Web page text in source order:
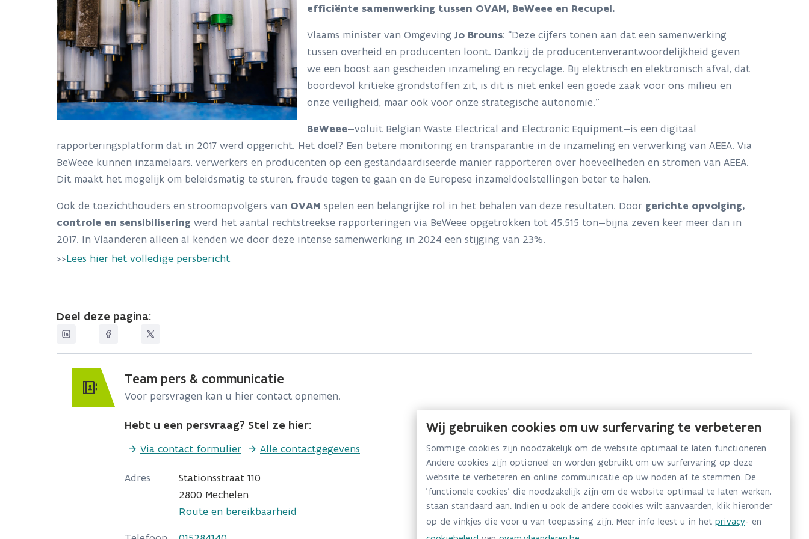
efficiënte samenwerking tussen OVAM, BeWeee en Recupel.
Vlaams minister van Omgeving Jo Brouns: “Deze cijfers tonen aan dat een samenwerking
tussen overheid en producenten loont. Dankzij de producentenverantwoordelijkheid geven
we een boost aan gescheiden inzameling en recyclage. Bij elektrisch en elektronisch afval, dat
boordevol kritieke grondstoffen zit, is dit is niet enkel een goede zaak voor ons milieu en
onze veiligheid, maar ook voor onze strategische autonomie.”
BeWeee—voluit Belgian Waste Electrical and Electronic Equipment—is een digitaal
rapporteringsplatform dat in 2017 werd opgericht. Het doel? Een betere monitoring en transparantie in de inzameling en verwerking van AEEA. Via
BeWeee kunnen inzamelaars, verwerkers en producenten op een gestandaardiseerde manier rapporteren over hoeveelheden en stromen van AEEA.
Dit maakt het mogelijk om beleidsmatig te sturen, fraude tegen te gaan en de Europese inzameldoelstellingen beter te halen.
Ook de toezichthouders en stroomopvolgers van OVAM spelen een belangrijke rol in het behalen van deze resultaten. Door gerichte opvolging,
controle en sensibilisering werd het aantal rechtstreekse rapporteringen via BeWeee opgetrokken tot 45.515 ton—bijna zeven keer meer dan in
2017. In Vlaanderen alleen al kenden we door deze intense samenwerking in 2024 een stijging van 23%.
>>Lees hier het volledige persbericht
Deel deze pagina:
Team pers & communicatie
Voor persvragen kan u hier contact opnemen.
Hebt u een persvraag? Stel ze hier:
Via contact formulier Alle contactgegevens
Adres
Stationsstraat 110
2800 Mechelen
Route en bereikbaarheid
Wij gebruiken cookies om uw surfervaring te verbeteren
Sommige cookies zijn noodzakelijk om de website optimaal te laten functioneren.
Andere cookies zijn optioneel en worden gebruikt om uw surfervaring op deze
website te verbeteren en online communicatie op uw noden af te stemmen. De
'functionele cookies' die noodzakelijk zijn om de website optimaal te laten werken,
staan standaard aan. Indien u ook de andere cookies wilt aanvaarden, klik hieronder
op de vinkjes die voor u van toepassing zijn. Meer info leest u in het privacy- en